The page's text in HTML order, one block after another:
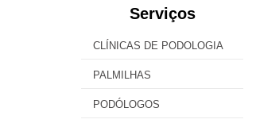
Serviços
CLÍNICAS DE PODOLOGIA
PALMILHAS
PODÓLOGOS